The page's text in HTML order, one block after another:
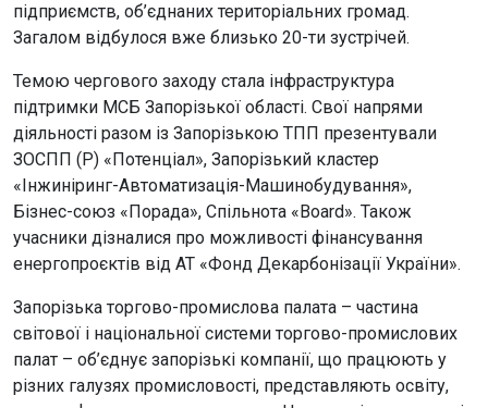
підприємств, об’єднаних територіальних громад.
Загалом відбулося вже близько 20-ти зустрічей.
Темою чергового заходу стала інфраструктура
підтримки МСБ Запорізької області. Свої напрями
діяльності разом із Запорізькою ТПП презентували
ЗОСПП (Р) «Потенціал», Запорізький кластер
«Інжиніринг-Автоматизація-Машинобудування»,
Бізнес-союз «Порада», Спільнота «Board». Також
учасники дізналися про можливості фінансування
енергопроєктів від АТ «Фонд Декарбонізації України».
Запорізька торгово-промислова палата – частина
світової і національної системи торгово-промислових
палат – об’єднує запорізькі компанії, що працюють у
різних галузях промисловості, представляють освіту,